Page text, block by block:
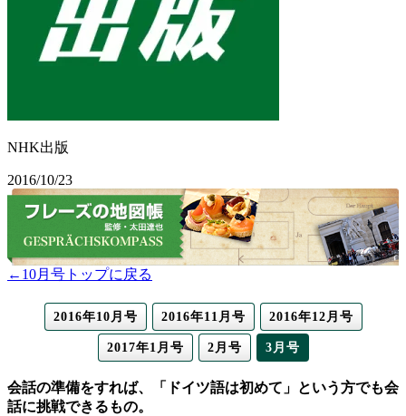
NHK出版
2016/10/23
←10月号トップに戻る
2016年10月号 2016年11月号 2016年12月号
2017年1月号 2月号 3月号
会話の準備をすれば、「ドイツ語は初めて」という方でも会
話に挑戦できるもの。